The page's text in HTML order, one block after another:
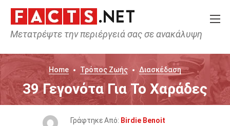
Μετατρέψτε την περιέργειά σας σε ανακάλυψη
Home Τρόπος Ζωής Διασκέδαση
39 Γεγονότα Για Το Χαράδες
Γράφτηκε Από: Birdie Benoit